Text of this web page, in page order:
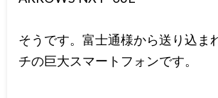
そうです。富士通様から送り込ま
チの巨大スマートフォンです。